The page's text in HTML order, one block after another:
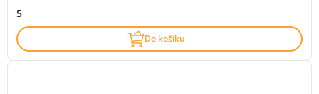
5
Do košíku